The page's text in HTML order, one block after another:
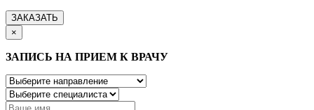
ЗАКАЗАТЬ
×
ЗАПИСЬ НА ПРИЕМ К ВРАЧУ